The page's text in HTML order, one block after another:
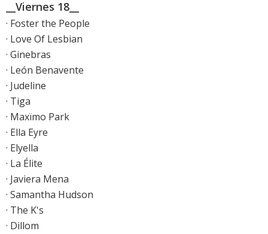
__Viernes 18__
· Foster the People
· Love Of Lesbian
· Ginebras
· León Benavente
· Judeline
· Tiga
· Maxïmo Park
· Ella Eyre
· Elyella
· La Élite
· Javiera Mena
· Samantha Hudson
· The K's
· Dillom